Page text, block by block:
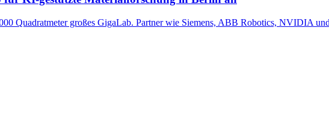
Quadratmeter großes GigaLab. Partner wie Siemens, ABB Robotics, NVIDIA